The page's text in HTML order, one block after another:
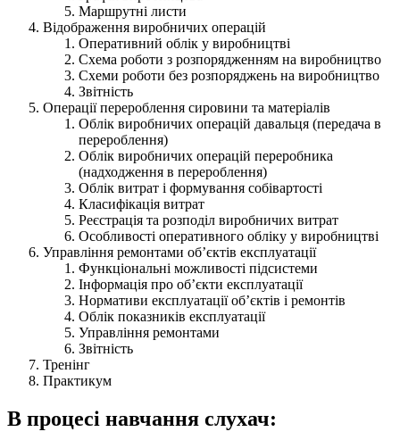
Маршрутні листи
Відображення виробничих операцій
Оперативний облік у виробництві
Схема роботи з розпорядженням на виробництво
Схеми роботи без розпоряджень на виробництво
Звітність
Операції перероблення сировини та матеріалів
Облік виробничих операцій давальця (передача в
перероблення)
Облік виробничих операцій переробника
(надходження в перероблення)
Облік витрат і формування собівартості
Класифікація витрат
Реєстрація та розподіл виробничих витрат
Особливості оперативного обліку у виробництві
Управління ремонтами об’єктів експлуатації
Функціональні можливості підсистеми
Інформація про об’єкти експлуатації
Нормативи експлуатації об’єктів і ремонтів
Облік показників експлуатації
Управління ремонтами
Звітність
Тренінг
Практикум
В процесі навчання слухач: